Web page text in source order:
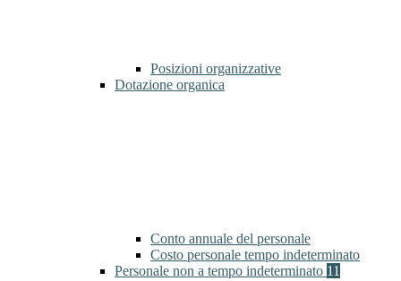
Posizioni organizzative
Dotazione organica
Conto annuale del personale
Costo personale tempo indeterminato
Personale non a tempo indeterminato 11